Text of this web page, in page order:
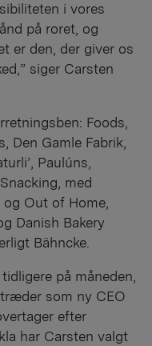
i vores
på roret, og
er den, der giver os
siger Carsten
Foods,
Den Gamle Fabrik,
Paulúns,
med
Out of Home,
Danish Bakery
Bähncke.
på måneden,
som ny CEO
efter
har Carsten valgt